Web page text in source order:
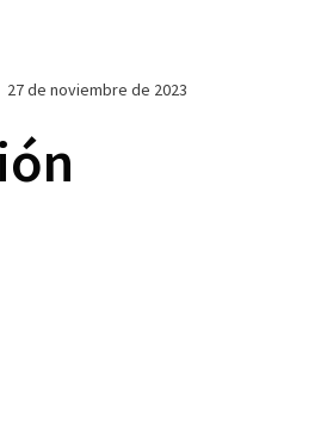
27 de noviembre de 2023